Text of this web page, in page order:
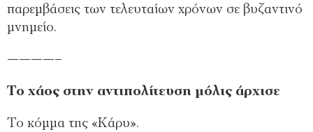
παρεμβάσεις των τελευταίων χρόνων σε βυζαντινό
μνημείο.
————–
Το χάος στην αντιπολίτευση μόλις άρχισε
Το κόμμα της «Κάρυ».